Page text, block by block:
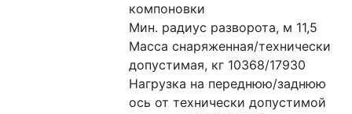
компоновки
Мин. радиус разворота, м 11,5
Масса снаряженная/технически
допустимая, кг 10368/17930
Нагрузка на переднюю/заднюю
ось от технически допустимой